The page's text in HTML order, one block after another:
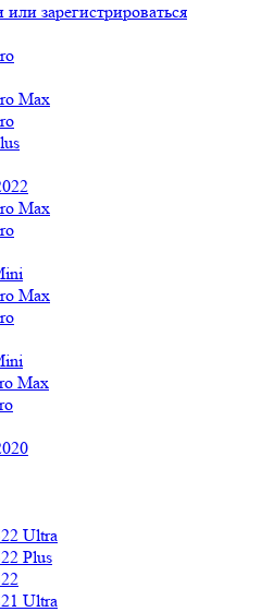
зарегистрироваться
Max
Max
Max
Max
Ultra
Plus
Ultra